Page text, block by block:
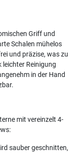
Griff und
Schalen mühelos
und präzise, was zu
leichter Reinigung
in der Hand
mit vereinzelt 4-
sauber geschnitten,